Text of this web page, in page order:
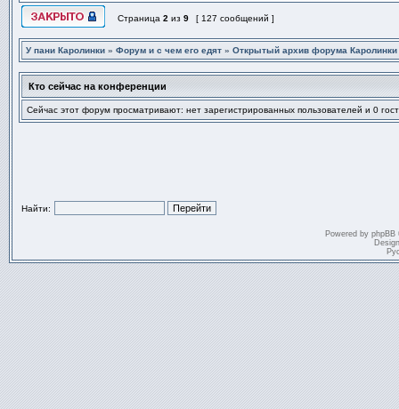
Страница 2 из 9 [ 127 сообщений ]
У пани Каролинки » Форум и с чем его едят » Открытый архив форума Каролинки
Кто сейчас на конференции
Сейчас этот форум просматривают: нет зарегистрированных пользователей и 0
Найти:
Powered by phpBB